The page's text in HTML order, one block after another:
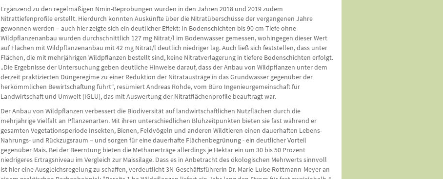
Ergänzend zu den regelmäßigen Nmin-Beprobungen wurden in den Jahren 2018 und 2019 zudem
Nitrattiefenprofile erstellt. Hierdurch konnten Auskünfte über die Nitratüberschüsse der vergangenen Jahre
gewonnen werden – auch hier zeigte sich ein deutlicher Effekt: In Bodenschichten bis 90 cm Tiefe ohne
Wildpflanzenanbau wurden durchschnittlich 127 mg Nitrat/l im Bodenwasser gemessen, wohingegen dieser Wert
auf Flächen mit Wildpflanzenanbau mit 42 mg Nitrat/l deutlich niedriger lag. Auch ließ sich feststellen, dass unter
Flächen, die mit mehrjährigen Wildpflanzen bestellt sind, keine Nitratverlagerung in tiefere Bodenschichten erfolgt.
„Die Ergebnisse der Untersuchung geben deutliche Hinweise darauf, dass der Anbau von Wildpflanzen unter dem
derzeit praktizierten Düngeregime zu einer Reduktion der Nitratausträge in das Grundwasser gegenüber der
herkömmlichen Bewirtschaftung führt“, resümiert Andreas Rohde, vom Büro Ingenieurgemeinschaft für
Landwirtschaft und Umwelt (IGLU), das mit Auswertung der Nitratflächenprofile beauftragt war.
Der Anbau von Wildpflanzen verbessert die Biodiversität auf landwirtschaftlichen Nutzflächen durch die
mehrjährige Vielfalt an Pflanzenarten. Mit ihren unterschiedlichen Blühzeitpunkten bieten sie fast während er
gesamten Vegetationsperiode Insekten, Bienen, Feldvögeln und anderen Wildtieren einen dauerhaften Lebens-
Nahrungs- und Rückzugsraum – und sorgen für eine dauerhafte Flächenbegrünung - ein deutlicher Vorteil
gegenüber Mais. Bei der Beerntung bieten die Methanerträge allerdings je Hektar ein um 30 bis 50 Prozent
niedrigeres Ertragsniveau im Vergleich zur Maissilage. Dass es in Anbetracht des ökologischen Mehrwerts sinnvoll
ist hier eine Ausgleichsregelung zu schaffen, verdeutlicht 3N-Geschäftsführerin Dr. Marie-Luise Rottmann-Meyer an